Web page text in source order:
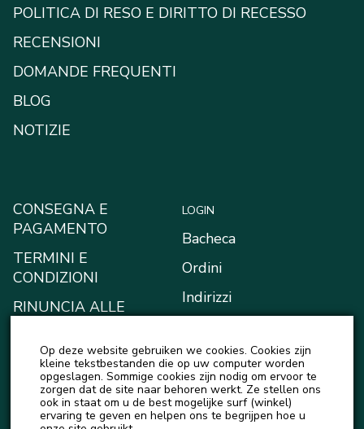
POLITICA DI RESO E DIRITTO DI RECESSO
RECENSIONI
DOMANDE FREQUENTI
BLOG
NOTIZIE
CONSEGNA E
PAGAMENTO
TERMINI E
CONDIZIONI
RINUNCIA ALLE
RISARCIMENTO
INFORMATIVA SULLA
PRIVACY
LOGIN
Bacheca
Ordini
Indirizzi
Il mio portafoglio
Account details
Logout
Op deze website gebruiken we cookies. Cookies zijn
kleine tekstbestanden die op uw computer worden
opgeslagen. Sommige cookies zijn nodig om ervoor te
zorgen dat de site naar behoren werkt. Ze stellen ons
ook in staat om u de best mogelijke surf (winkel)
ervaring te geven en helpen ons te begrijpen hoe u